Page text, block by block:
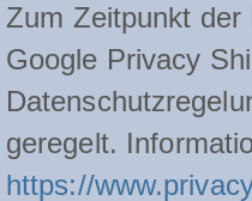
Zum Zeitpunkt der
Google Privacy
geregelt.
https://